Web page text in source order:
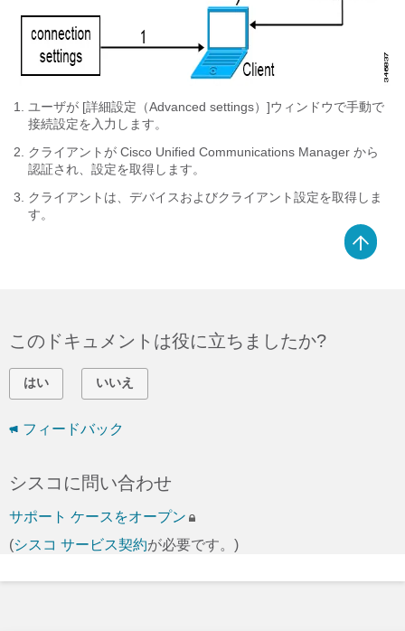
ユーザが [詳細設定（Advanced settings）]ウィンドウで手動で
接続設定を入力します。
クライアントが Cisco Unified Communications Manager から
認証され、設定を取得します。
クライアントは、デバイスおよびクライアント設定を取得しま
す。
このドキュメントは役に立ちましたか?
はい いいえ
フィードバック
シスコに問い合わせ
サポート ケースをオープン
(シスコ サービス契約が必要です。)